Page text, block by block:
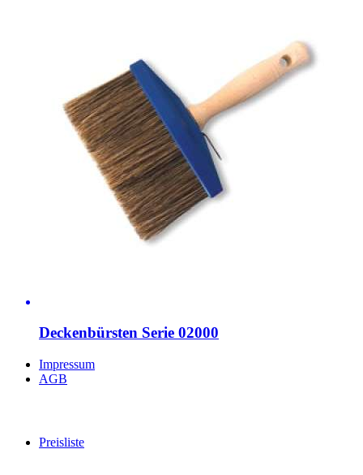
Deckenbürsten Serie 02000
Impressum
AGB
Preisliste